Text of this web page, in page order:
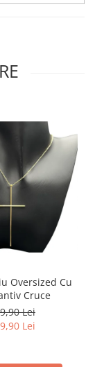
Oversized Cu
Cruce
Lei
Lei